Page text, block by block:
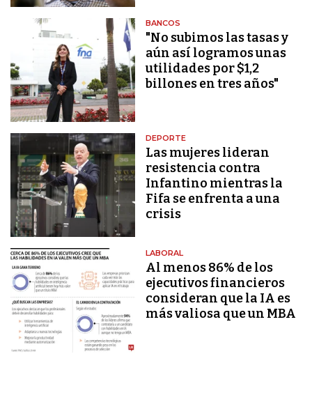
BANCOS
"No subimos las tasas y
aún así logramos unas
utilidades por $1,2
billones en tres años"
DEPORTE
Las mujeres lideran
resistencia contra
Infantino mientras la
Fifa se enfrenta a una
crisis
LABORAL
Al menos 86% de los
ejecutivos financieros
consideran que la IA es
más valiosa que un MBA